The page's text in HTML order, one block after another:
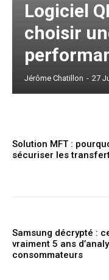
Logiciel
choisir
Jérôme Chatillon - 27
Solution MFT :
sécuriser les
Samsung décrypté :
vraiment 5 ans
consommateurs